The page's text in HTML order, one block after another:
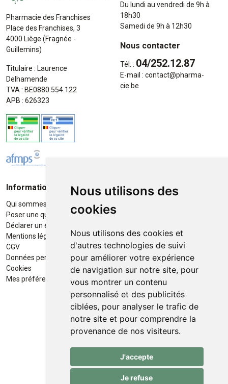
Nous utilisons des
cookies
Nous utilisons des cookies et
d'autres technologies de suivi
pour améliorer votre expérience
de navigation sur notre site, pour
vous montrer un contenu
personnalisé et des publicités
ciblées, pour analyser le trafic de
notre site et pour comprendre la
provenance de nos visiteurs.
J'accepte
Je refuse
Pharmacie des Franchises
Place des Franchises, 3
4000 Liège (Fragnée -
Guillemins)
Titulaire : Laurence
Delhamende
TVA : BE0880.554.122
APB : 626323
Du lundi au vendredi de 9h à
18h30
Samedi de 9h à 12h30
Nous contacter
Tél. : 04/252.12.87
E-mail : contact@pharma-
cie.be
Informations
Qui sommes-nous ?
Poser une question
Déclarer un effet indésirable
Mentions légales
CGV
Données personnelles
Cookies
Mes préférences Cookies
Moyens de paiement
Retrait / Livraison
Retrait à la pharmacie en Click
Livraison cyclo-urbaines à Liège
avec :
Service professionnel et
écologique de livraisons rapides
et fiables.